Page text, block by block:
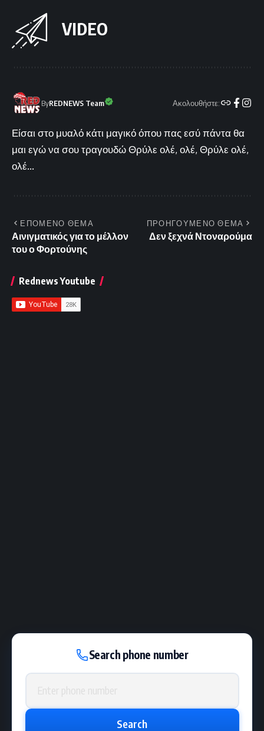
VIDEO
ByREDNEWS Team Ακολουθήστε:
Είσαι στο μυαλό κάτι μαγικό όπου πας εσύ πάντα θα
μαι εγώ να σου τραγουδώ Θρύλε ολέ, ολέ, Θρύλε ολέ,
ολέ...
ΕΠΟΜΕΝΟ ΘΕΜΑ
Αινιγματικός για το μέλλον
του ο Φορτούνης
ΠΡΟΗΓΟΥΜΕΝΟ ΘΕΜΑ
Δεν ξεχνά Ντοναρούμα
Rednews Youtube
Search phone number
Phone number
Search